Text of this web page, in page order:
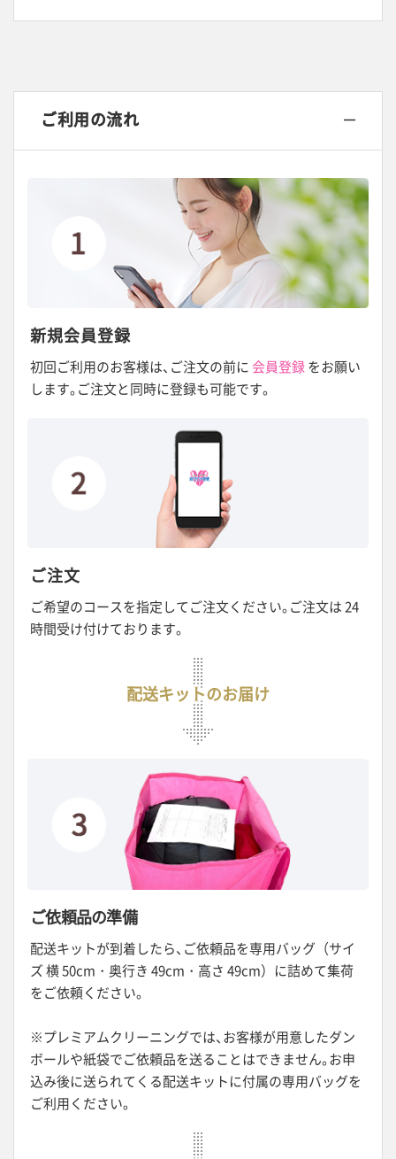
ご利用の流れ
新規会員登録
初回ご利用のお客様は、 ご注文の前に 会員登録 をお願い
します。 ご注文と同時に登録も可能です。
ご注文
ご希望のコースを指定してご注文ください。 ご注文は 24
時間受け付けております。
配送キットのお届け
ご依頼品の準備
配送キットが到着したら 、 ご依頼品を専用バッグ（サイ
ズ 横 50cm・奥行き 49cm・高さ 49cm）に詰めて集荷
をご依頼ください。
※プレミアムクリーニングでは、 お客様が用意したダン
ボールや紙袋でご依頼品を送ることはできません。 お申
込み後に送られてくる配送キットに付属の専用バッグを
ご利用ください。